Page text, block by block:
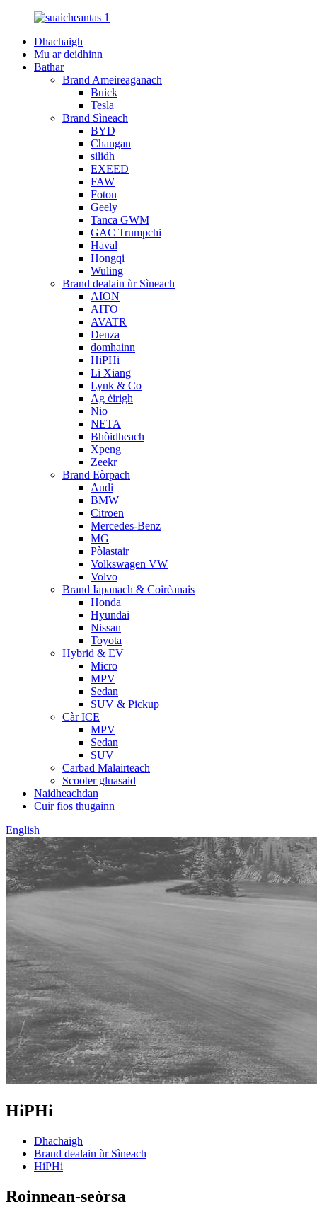
Dhachaigh
Mu ar deidhinn
Bathar
Brand Ameireaganach
Buick
Tesla
Brand Sìneach
BYD
Changan
silidh
EXEED
FAW
Foton
Geely
Tanca GWM
GAC Trumpchi
Haval
Hongqi
Wuling
Brand dealain ùr Sìneach
AION
AITO
AVATR
Denza
domhainn
HiPHi
Li Xiang
Lynk & Co
Ag èirigh
Nio
NETA
Bhòidheach
Xpeng
Zeekr
Brand Eòrpach
Audi
BMW
Citroen
Mercedes-Benz
MG
Pòlastair
Volkswagen VW
Volvo
Brand Iapanach & Coirèanais
Honda
Hyundai
Nissan
Toyota
Hybrid & EV
Micro
MPV
Sedan
SUV & Pickup
Càr ICE
MPV
Sedan
SUV
Carbad Malairteach
Scooter gluasaid
Naidheachdan
Cuir fios thugainn
English
HiPHi
Dhachaigh
Brand dealain ùr Sìneach
HiPHi
Roinnean-seòrsa